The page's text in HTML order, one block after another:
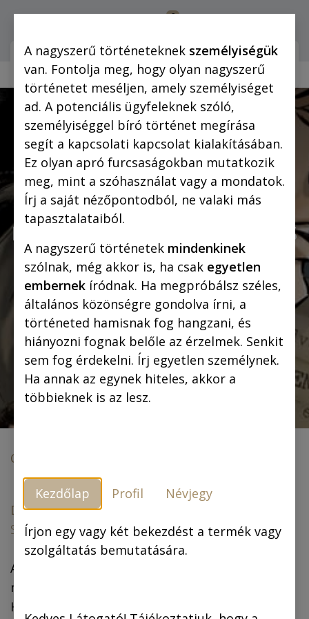
0
Webshop (mobilra)
A Rejtő-képregények
rajzolója Sherlock Holmes
univerzumába viszi az
olvasót
Demokrata.hu: Regényi Huba
Cikkek és megjelenések
A Rejtő-képregények rajzolója Sherlock Holmes univerzumába viszi az olvasót
Demokrata.hu:A Rejtő-képregények rajzolója
Sherlock Holmes univerzumába viszi az olvasót
A Korcsmáros Pál életművét bemutató sorozat
második darabja a legendás rajzoló Sherlock
Holmes-képregényeinek felújított, áttördelt
A nagyszerű történeteknek személyiségük
van. Fontolja meg, hogy olyan nagyszerű
történetet meséljen, amely személyiséget
ad. A potenciális ügyfeleknek szóló,
személyiséggel bíró történet megírása
segít a kapcsolati kapcsolat kialakításában.
Ez olyan apró furcsaságokban mutatkozik
meg, mint a szóhasználat vagy a mondatok.
Írj a saját nézőpontodból, ne valaki más
tapasztalataiból.
A nagyszerű történetek mindenkinek
szólnak, még akkor is, ha csak egyetlen
embernek íródnak. Ha megpróbálsz széles,
általános közönségre gondolva írni, a
történeted hamisnak fog hangzani, és
hiányozni fognak belőle az érzelmek. Senkit
sem fog érdekelni. Írj egyetlen személynek.
Ha annak az egynek hiteles, akkor a
többieknek is az lesz.
Kezdőlap Profil Névjegy
Írjon egy vagy két bekezdést a termék vagy
szolgáltatás bemutatására.